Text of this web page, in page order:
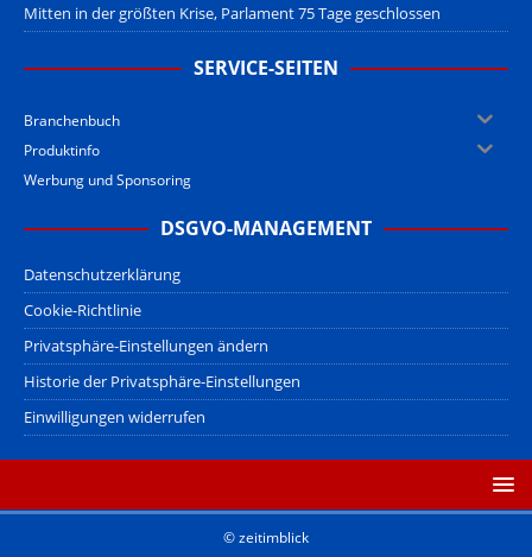
Mitten in der größten Krise, Parlament 75 Tage geschlossen
SERVICE-SEITEN
Branchenbuch
Produktinfo
Werbung und Sponsoring
DSGVO-MANAGEMENT
Datenschutzerklärung
Cookie-Richtlinie
Privatsphäre-Einstellungen ändern
Historie der Privatsphäre-Einstellungen
Einwilligungen widerrufen
© zeitimblick